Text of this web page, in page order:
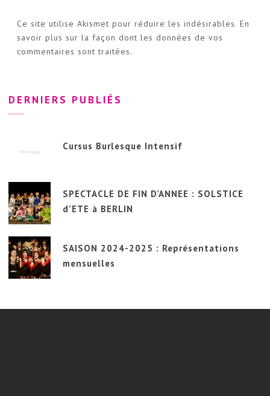
Ce site utilise Akismet pour réduire les indésirables. En
savoir plus sur la façon dont les données de vos
commentaires sont traitées.
DERNIERS PUBLIÉS
Cursus Burlesque Intensif
SPECTACLE DE FIN D’ANNEE : SOLSTICE
d’ETE à BERLIN
SAISON 2024-2025 : Représentations
mensuelles